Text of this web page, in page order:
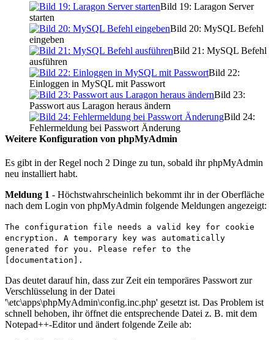
Bild 19: Laragon Server
starten
Bild 20: MySQL Befehl
eingeben
Bild 21: MySQL Befehl
ausführen
Bild 22:
Einloggen in MySQL mit Passwort
Bild 23:
Passwort aus Laragon heraus ändern
Bild 24:
Fehlermeldung bei Passwort Änderung
Weitere Konfiguration von phpMyAdmin
Es gibt in der Regel noch 2 Dinge zu tun, sobald ihr phpMyAdmin
neu installiert habt.
Meldung 1 - Höchstwahrscheinlich bekommt ihr in der Oberfläche
nach dem Login von phpMyAdmin folgende Meldungen angezeigt:
The configuration file needs a valid key for cookie
encryption. A temporary key was automatically
generated for you. Please refer to the
[documentation].
Das deutet darauf hin, dass zur Zeit ein temporäres Passwort zur
Verschlüsselung in der Datei
'\etc\apps\phpMyAdmin\config.inc.php' gesetzt ist. Das Problem ist
schnell behoben, ihr öffnet die entsprechende Datei z. B. mit dem
Notepad++-Editor und ändert folgende Zeile ab: